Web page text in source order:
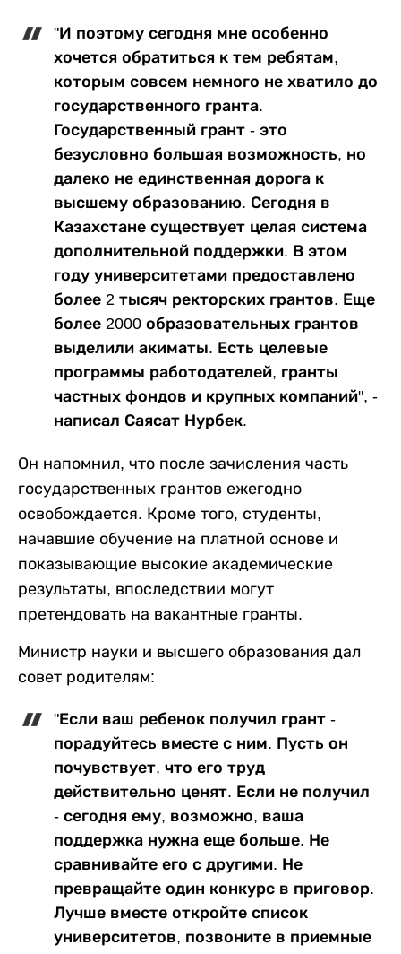
"И поэтому сегодня мне особенно
хочется обратиться к тем ребятам,
которым совсем немного не хватило до
государственного гранта.
Государственный грант - это
безусловно большая возможность, но
далеко не единственная дорога к
высшему образованию. Сегодня в
Казахстане существует целая система
дополнительной поддержки. В этом
году университетами предоставлено
более 2 тысяч ректорских грантов. Еще
более 2000 образовательных грантов
выделили акиматы. Есть целевые
программы работодателей, гранты
частных фондов и крупных компаний", -
написал Саясат Нурбек.
Он напомнил, что после зачисления часть
государственных грантов ежегодно
освобождается. Кроме того, студенты,
начавшие обучение на платной основе и
показывающие высокие академические
результаты, впоследствии могут
претендовать на вакантные гранты.
Министр науки и высшего образования дал
совет родителям:
"Если ваш ребенок получил грант -
порадуйтесь вместе с ним. Пусть он
почувствует, что его труд
действительно ценят. Если не получил
- сегодня ему, возможно, ваша
поддержка нужна еще больше. Не
сравнивайте его с другими. Не
превращайте один конкурс в приговор.
Лучше вместе откройте список
университетов, позвоните в приемные